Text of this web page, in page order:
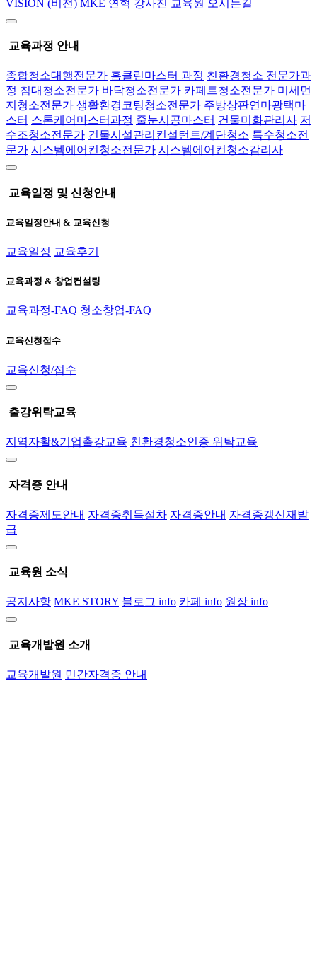
VISION (비전) MKE 연혁 강사진 교육원 오시는길
교육과정 안내
종합청소대행전문가 홈클린마스터 과정 친환경청소 전문가과
정 침대청소전문가 바닥청소전문가 카페트청소전문가 미세먼
지청소전문가 생활환경코팅청소전문가 주방상판연마광택마
스터 스톤케어마스터과정 줄눈시공마스터 건물미화관리사 저
수조청소전문가 건물시설관리컨설턴트/계단청소 특수청소전
문가 시스템에어컨청소전문가 시스템에어컨청소감리사
교육일정 및 신청안내
교육일정안내 & 교육신청
교육일정 교육후기
교육과정 & 창업컨설팅
교육과정-FAQ 청소창업-FAQ
교육신청접수
교육신청/접수
출강위탁교육
지역자활&기업출강교육 친환경청소인증 위탁교육
자격증 안내
자격증제도안내 자격증취득절차 자격증안내 자격증갱신재발
급
교육원 소식
공지사항 MKE STORY 블로그 info 카페 info 원장 info
교육개발원 소개
교육개발원 민간자격증 안내